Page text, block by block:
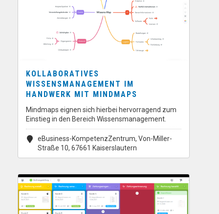
KOLLABORATIVES
WISSENSMANAGEMENT IM
HANDWERK MIT MINDMAPS
Mindmaps eignen sich hierbei hervorragend zum
Einstieg in den Bereich Wissensmanagement.
eBusiness-KompetenzZentrum, Von-Miller-
Straße 10, 67661 Kaiserslautern